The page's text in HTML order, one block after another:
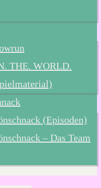
THE. WORLD.
(Episoden)
– Das Team